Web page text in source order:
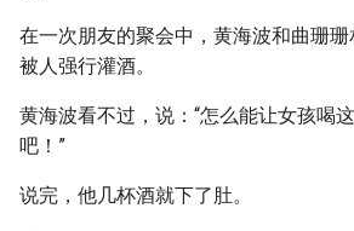
在一次朋友的聚会中，黄海波和曲珊
被人强行灌酒。
黄海波看不过，说：“怎么能让女孩喝
吧！”
说完，他几杯酒就下了肚。